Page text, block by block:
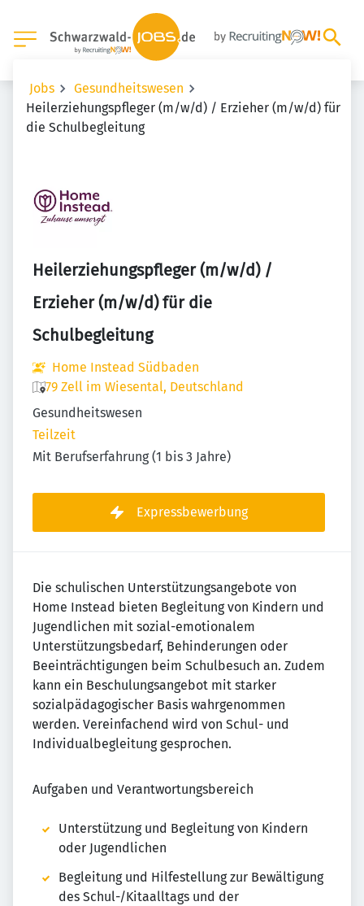
Jobs
Gesundheitswesen
Heilerziehungspfleger (m/w/d) / Erzieher (m/w/d) für
die Schulbegleitung
Heilerziehungspfleger (m/w/d) /
Erzieher (m/w/d) für die
Schulbegleitung
Home Instead Südbaden
79 Zell im Wiesental, Deutschland
Gesundheitswesen
Teilzeit
Mit Berufserfahrung (1 bis 3 Jahre)
Expressbewerbung
Die schulischen Unterstützungsangebote von
Home Instead bieten Begleitung von Kindern und
Jugendlichen mit sozial-emotionalem
Unterstützungsbedarf, Behinderungen oder
Beeinträchtigungen beim Schulbesuch an. Zudem
kann ein Beschulungsangebot mit starker
sozialpädagogischer Basis wahrgenommen
werden. Vereinfachend wird von Schul- und
Individualbegleitung gesprochen.
Aufgaben und Verantwortungsbereich
Unterstützung und Begleitung von Kindern
oder Jugendlichen
Begleitung und Hilfestellung zur Bewältigung
des Schul-/Kitaalltags und der